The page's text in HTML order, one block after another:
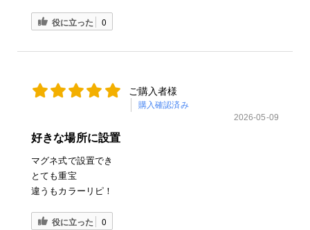
役に立った 0
ご購入者様
購入確認済み
2026-05-09
好きな場所に設置
マグネ式で設置でき
とても重宝
違うもカラーリピ！
役に立った 0